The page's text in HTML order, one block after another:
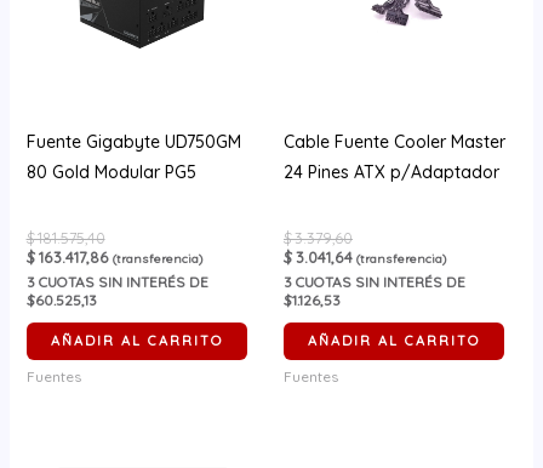
Fuente Gigabyte UD750GM
80 Gold Modular PG5
$181.575,40
$163.417,86 (transferencia)
3CUOTAS SIN INTERÉS DE
$60.525,13
AÑADIR AL CARRITO
Fuentes
Cable Fuente Cooler Master
24 Pines ATX p/Adaptador
$3.379,60
$3.041,64 (transferencia)
3 CUOTAS SIN INTERÉS DE
$1.126,53
AÑADIR AL CARRITO
Fuentes